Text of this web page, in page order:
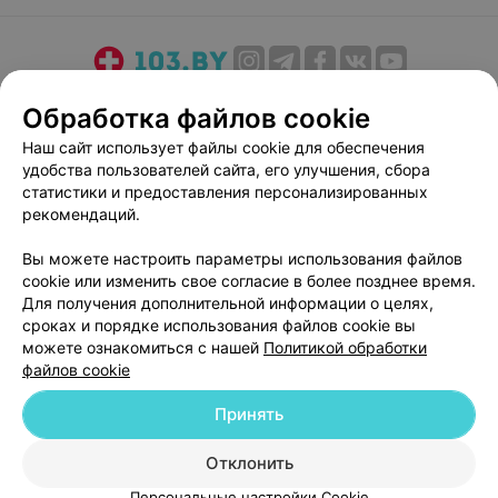
Медицинский маркетинг
Публичный договор
Пользовательское соглашение
Способы оплаты
Вакансии
Партнеры
Написать руководителю 103.by
Персональные настройки cookie
Обработка персональных данных
© 2026 ООО «Артокс Лаб», УНП 191700409| 220012, Республика Беларусь,
г. Минск, улица Толбухина, 2, пом. 16 | help@103.by
Обработка файлов cookie
Наш сайт использует файлы cookie для обеспечения
удобства пользователей сайта, его улучшения, сбора
статистики и предоставления персонализированных
рекомендаций.
Вы можете настроить параметры использования файлов
cookie или изменить свое согласие в более позднее время.
Для получения дополнительной информации о целях,
сроках и порядке использования файлов cookie вы
можете ознакомиться с нашей Политикой обработки
файлов cookie
Отклонить
Принять